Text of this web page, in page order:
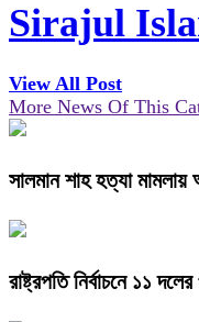
Sirajul
View All Post
More News Of This
সালমান শাহ হত্যা
রাষ্ট্রপতি নির্বাচনে ১১